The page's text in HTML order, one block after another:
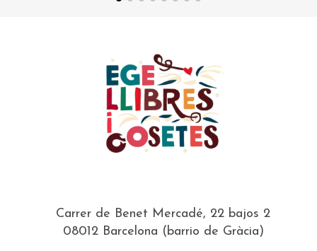
Carrer de Benet Mercadé, 22 bajos 2
08012 Barcelona (barrio de Gràcia)